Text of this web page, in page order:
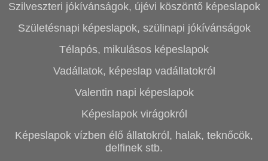
Szilveszteri jókívánságok, újévi köszöntő képeslapok
Születésnapi képeslapok, szülinapi jókívánságok
Télapós, mikulásos képeslapok
Vadállatok, képeslap vadállatokról
Valentin napi képeslapok
Képeslapok virágokról
Képeslapok vízben élő állatokról, halak, teknőcök,
delfinek stb.